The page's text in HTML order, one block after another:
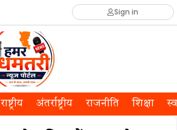
Sign in
राष्ट्रीय अंतर्राष्ट्रीय राजनीति शिक्षा